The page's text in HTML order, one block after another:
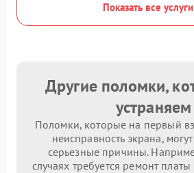
Показать все услуги
Другие поломки,
устраняем
Поломки, которые на первый
неисправность экрана,
серьезные причины.
случаях требуется ремонт